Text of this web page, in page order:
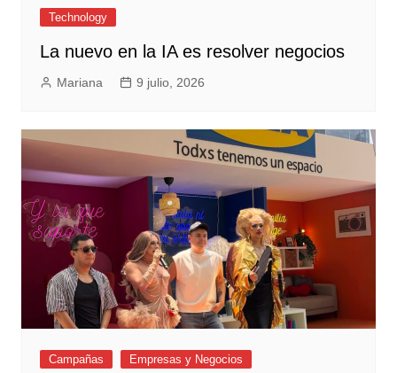
Technology
La nuevo en la IA es resolver negocios
Mariana 9 julio, 2026
Campañas
Empresas y Negocios